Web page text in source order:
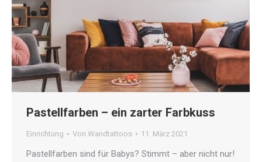
Pastellfarben – ein zarter Farbkuss
Einrichtung Von Wandtattoos 11. März 2021
Pastellfarben sind für Babys? Stimmt – aber nicht nur!